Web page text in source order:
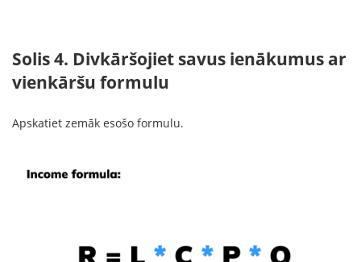
Solis 4. Divkāršojiet savus ienākumus ar
vienkāršu formulu
Apskatiet zemāk esošo formulu.